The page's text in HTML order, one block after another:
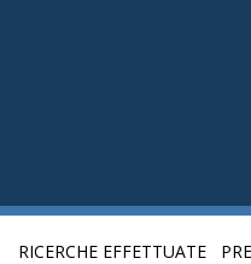
RICERCHE EFFETTUATE